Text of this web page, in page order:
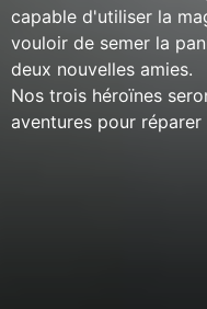
capable d'utiliser la
vouloir de semer la
deux nouvelles amies.
Nos trois héroïnes
aventures pour